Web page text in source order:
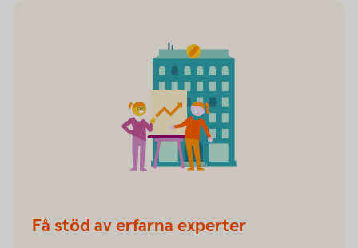
Få stöd av erfarna experter